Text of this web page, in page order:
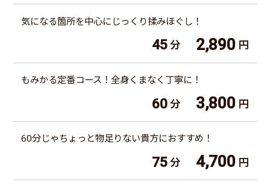
気になる箇所を中心にじっくり揉みほぐし！
45 分 2,890 円
もみかる定番コース！全身くまなく丁寧に！
60 分 3,800 円
60分じゃちょっと物足りない貴方におすすめ！
75 分 4,700 円